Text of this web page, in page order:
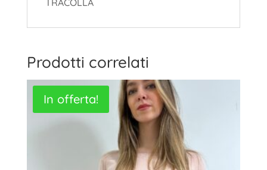
Prodotti correlati
In offerta!